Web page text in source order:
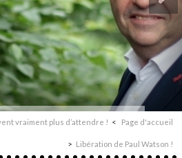
vraiment plus d’attendre ! Page d'accueil
Libération de Paul Watson !